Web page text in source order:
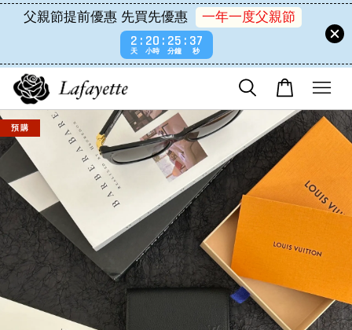
父親節提前優惠 先買先優惠
一年一度父親節
2
天
20
小時
25
分鐘
36
秒
預 購